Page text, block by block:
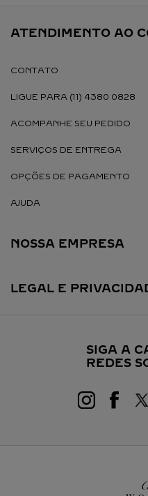
ATENDIMENTO AO
CONTATO
LIGUE PARA (11) 4380 0828
ACOMPANHE SEU PEDIDO
SERVIÇOS DE ENTREGA
OPÇÕES DE PAGAMENTO
AJUDA
NOSSA EMPRESA
LEGAL E
SIGA A
REDES